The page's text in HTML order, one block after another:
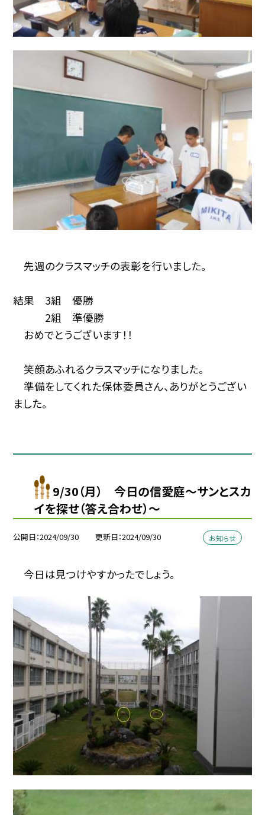
先週のクラスマッチの表彰を行いました。
結果 3組 優勝
2組 準優勝
おめでとうございます！！
笑顔あふれるクラスマッチになりました。
準備をしてくれた保体委員さん、ありがとうござい
ました。
9/30（月） 今日の信愛庭〜サンとスカ
イを探せ（答え合わせ）〜
公開日 2024/09/30 更新日 2024/09/30 お知らせ
今日は見つけやすかったでしょう。